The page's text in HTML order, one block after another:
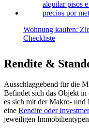
Wohnung kaufen:
Checkliste
Rendite &
Ausschlaggebend für die
Befindet sich das Objekt
es sich mit der Makro-
eine Rendite oder
jeweiligen